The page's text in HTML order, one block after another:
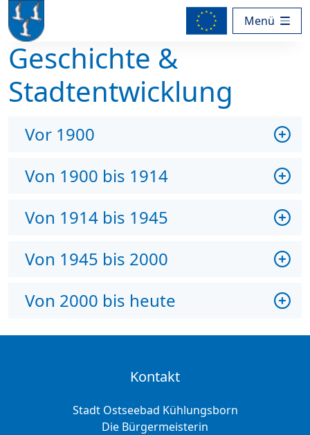
Menü
Geschichte &
Stadtentwicklung
Vor 1900
Von 1900 bis 1914
Von 1914 bis 1945
Von 1945 bis 2000
Von 2000 bis heute
Kontakt
Stadt Ostseebad Kühlungsborn
Die Bürgermeisterin